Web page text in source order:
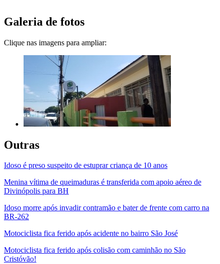
Galeria de fotos
Clique nas imagens para ampliar:
Outras
Idoso é preso suspeito de estuprar criança de 10 anos
Menina vítima de queimaduras é transferida com apoio aéreo de
Divinópolis para BH
Idoso morre após invadir contramão e bater de frente com carro na
BR-262
Motociclista fica ferido após acidente no bairro São José
Motociclista fica ferido após colisão com caminhão no São
Cristóvão!